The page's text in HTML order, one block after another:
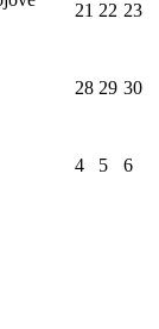
21 22 23
28 29 30
4 5 6